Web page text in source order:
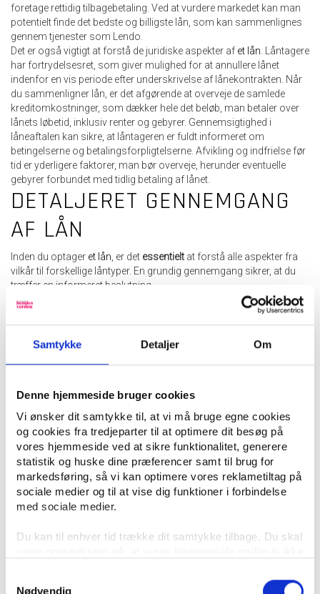
Samtykke Detaljer Om
Denne hjemmeside bruger cookies
Vi ønsker dit samtykke til, at vi må bruge egne cookies
og cookies fra tredjeparter til at optimere dit besøg på
vores hjemmeside ved at sikre funktionalitet, generere
statistik og huske dine præferencer samt til brug for
markedsføring, så vi kan optimere vores reklametiltag på
sociale medier og til at vise dig funktioner i forbindelse
med sociale medier.
Du kan til enhver tid trække dit samtykke tilbage. Du skal
tilbagetrækker et samtykke. Du kan læse mere om vores
Nødvendig
foretage rettidig tilbagebetaling. Ved at vurdere markedet kan man
potentielt finde det bedste og billigste lån, som kan sammenlignes
gennem tjenester som Lendo.
Det er også vigtigt at forstå de juridiske aspekter af et lån . Låntagere
har fortrydelsesret, som giver mulighed for at annullere lånet
indenfor en vis periode efter underskrivelse af lånekontrakten. Når
du sammenligner lån, er det afgørende at overveje de samlede
kreditomkostninger, som dækker hele det beløb, man betaler over
lånets løbetid, inklusiv renter og gebyrer. Gennemsigtighed i
låneaftalen kan sikre, at låntageren er fuldt informeret om
betingelserne og betalingsforpligtelserne. Afvikling og indfrielse før
tid er yderligere faktorer, man bør overveje, herunder eventuelle
gebyrer forbundet med tidlig betaling af lånet.
DETALJERET GENNEMGANG
AF LÅN
Inden du optager et lån , er det essentielt at forstå alle aspekter fra
vilkår til forskellige låntyper. En grundig gennemgang sikrer, at du
træffer en informeret beslutning.
LÅNEVILKÅR OG
BEREGNINGER
Lånevilkårer de betingelser, under hvilke låneudbydere tilbyder
procent (ÅOP)er en nøgleindikator for låneomkostninger, idet den
at estimere den månedlige ydelse og samlet omkostning for et
huslån.
LÅNEPROCESSEN OG
LÅNEUDBYDERE
Når enansøgningindgives, udfører låneudbyderen en
låntilbyder ofte hurtigere godkendelse ogstraksoverførsel. Ved
LÅNETYPER OG MULIGHEDER